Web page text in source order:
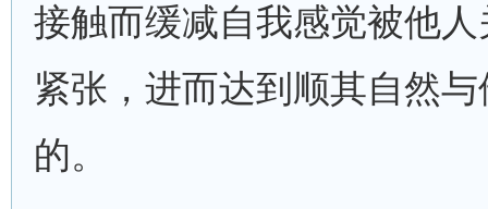
接触而缓减自我感觉被他
紧张，进而达到顺其自然
的。